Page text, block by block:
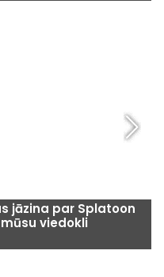
jāzina par Splatoon
viedokli